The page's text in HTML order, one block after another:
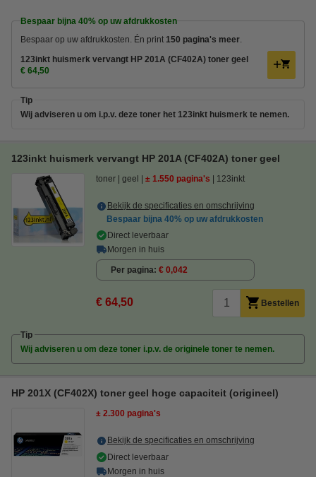
Bespaar bijna 40% op uw afdrukkosten
Bespaar op uw afdrukkosten. Én print 150 pagina's meer.
123inkt huismerk vervangt HP 201A (CF402A) toner geel
€ 64,50
Tip
Wij adviseren u om i.p.v. deze toner het 123inkt huismerk te nemen.
123inkt huismerk vervangt HP 201A (CF402A) toner geel
toner geel ± 1.550 pagina's 123inkt
Bekijk de specificaties en omschrijving
Bespaar bijna 40% op uw afdrukkosten
Direct leverbaar
Morgen in huis
Per pagina € 0,042
€ 64,50 Bestellen
Tip
Wij adviseren u om deze toner i.p.v. de originele toner te nemen.
HP 201X (CF402X) toner geel hoge capaciteit (origineel)
± 2.300 pagina's
Bekijk de specificaties en omschrijving
Direct leverbaar
Morgen in huis